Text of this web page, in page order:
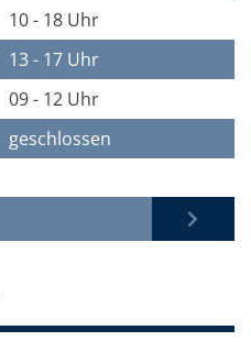
10 - 18 Uhr
13 - 17 Uhr
09 - 12 Uhr
geschlossen